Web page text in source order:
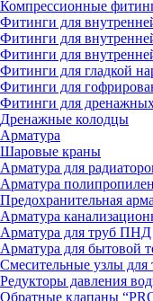
Компрессионные
Фитинги для
Фитинги для
Фитинги для
Фитинги для гладкой
Фитинги для
Фитинги для
Дренажные колодцы
Арматура
Шаровые краны
Арматура для
Арматура
Предохранительная
Арматура
Арматура для труб ПНД
Арматура для бытовой
Смесительные узлы для
Редукторы давления
Обратные клапаны